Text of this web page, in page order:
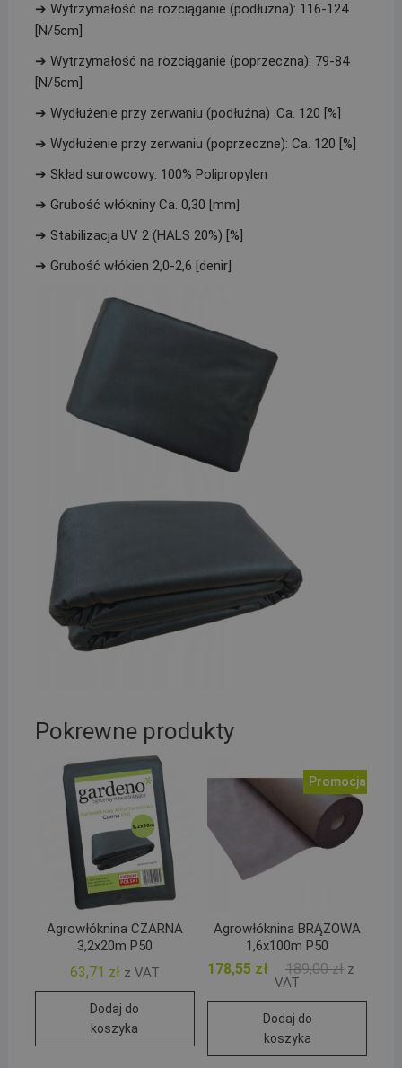
➔ Wytrzymałość na rozciąganie (podłużna): 116-124
[N/5cm]
➔ Wytrzymałość na rozciąganie (poprzeczna): 79-84
[N/5cm]
➔ Wydłużenie przy zerwaniu (podłużna) :Ca. 120 [%]
➔ Wydłużenie przy zerwaniu (poprzeczne): Ca. 120 [%]
➔ Skład surowcowy: 100% Polipropylen
➔ Grubość włókniny Ca. 0,30 [mm]
➔ Stabilizacja UV 2 (HALS 20%) [%]
➔ Grubość włókien 2,0-2,6 [denir]
Pokrewne produkty
Agrowłóknina CZARNA
3,2x20m P50
63,71 zł z VAT
Dodaj do
koszyka
Promocja!
Agrowłóknina BRĄZOWA
1,6x100m P50
189,00zł
178,55 zł
Aktualna
z
VAT
Dodaj do
koszyka